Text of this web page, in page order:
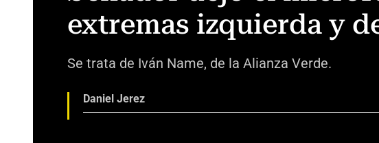
extremas izquierda y
Se trata de Iván Name, de la Alianza Verde.
Daniel Jerez